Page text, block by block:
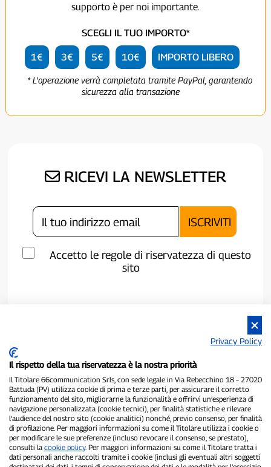
supporto è per noi importante.
SCEGLI IL TUO IMPORTO*
1€ 3€ 5€ 10€ IMPORTO LIBERO
* L'operazione verrà completata tramite PayPal, garantendo
sicurezza alla transazione
RICEVI LA NEWSLETTER
Accetto le regole di riservatezza di questo
sito
P300.it è una Testata Giornalistica indipendente
Registrazione numero 1/2021 del 1/2/2021 - Tribunale di Pavia
Proprietario ed editore:66communication Srls- P.IVA
02798890188
Direttore Responsabile:Alessandro Secchi- Vicedirettore:Federico
Privacy Policy
Il rispetto della tua riservatezza è la nostra priorità
Il Titolare 66communication Srls, con sede legale in Via Rebecchino 18 – 27020
Battuda (PV) utilizza cookie di prima e terze parti, per assicurare il corretto
funzionamento del sito, migliorarne la funzionalità e offrirvi un’esperienza di
navigazione personalizzata (cookie tecnici), per finalità statistiche e rilevare
l’audience del nostro sito (cookie analitici) nonché, previo consenso, per finalità
di profilazione. Per maggiori informazioni su come il Titolare utilizza i cookie o
per modificare le sue preferenze (incluso revocare il consenso, se prestato),
consulti la cookie policy. Per maggiori informazioni su come il Titolare tratta i
dati personali anche raccolti tramite i cookie (inclusi gli eventuali altri soggetti